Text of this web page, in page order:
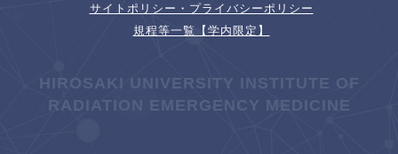
サイトポリシー・プライバシーポリシー
規程等一覧【学内限定】
HIROSAKI UNIVERSITY INSTITUTE OF
RADIATION EMERGENCY MEDICINE